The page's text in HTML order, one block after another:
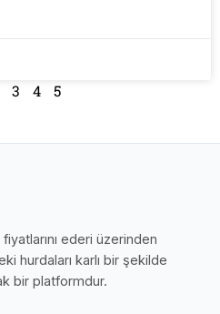
3 4 5
ederi üzerinden
hurdaları karlı bir şekilde
bir platformdur.